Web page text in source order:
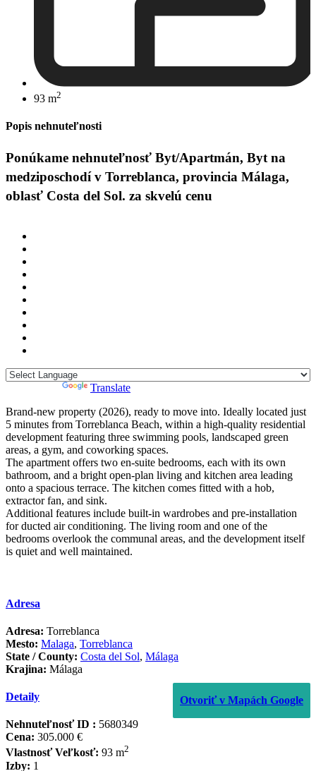
93 m2
Popis nehnuteľnosti
Ponúkame nehnuteľnosť Byt/Apartmán, Byt na
medziposchodí v Torreblanca, provincia Málaga,
oblasť Costa del Sol. za skvelú cenu
Translate
Brand-new property (2026), ready to move into. Ideally located just
5 minutes from Torreblanca Beach, within a high-quality residential
development featuring three swimming pools, landscaped green
areas, a gym, and coworking spaces.
The apartment offers two en-suite bedrooms, each with its own
bathroom, and a bright open-plan living and kitchen area leading
onto a spacious terrace. The kitchen comes fitted with a hob,
extractor fan, and sink.
Additional features include ‌built-in ‌wardrobes ‌and ‌pre-installation
‌for ducted ‌air ‌conditioning. The ‌living room ‌and one of ‌the
‌bedrooms ‌overlook the communal ‌areas, ‌and the development ‌itself
‌is ‌quiet ‌and ‌well ‌maintained.
Adresa
Adresa: Torreblanca
Mesto: Malaga, Torreblanca
State / County: Costa del Sol, Málaga
Krajina: Málaga
Otvoriť v Mapách Google
Detaily
Nehnuteľnosť ID : 5680349
Cena: 305.000 €
Vlastnosť Veľkosť: 93 m2
Izby: 1